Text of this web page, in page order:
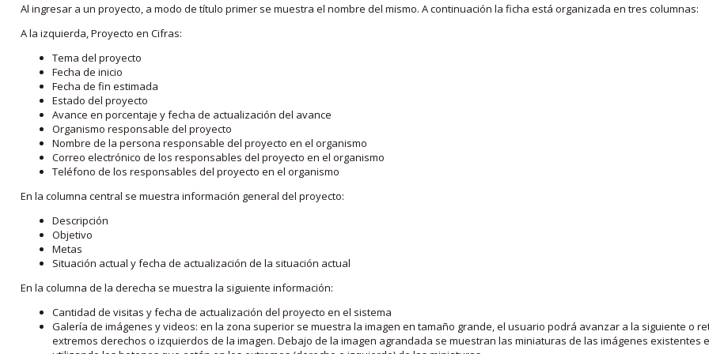
Al ingresar a un proyecto, a modo de título primer se muestra el nombre del mismo. A continuación la ficha está organizada en tres columnas:
A la izquierda, Proyecto en Cifras:
Tema del proyecto
Fecha de inicio
Fecha de fin estimada
Estado del proyecto
Avance en porcentaje y fecha de actualización del avance
Organismo responsable del proyecto
Nombre de la persona responsable del proyecto en el organismo
Correo electrónico de los responsables del proyecto en el organismo
Teléfono de los responsables del proyecto en el organismo
En la columna central se muestra información general del proyecto:
Descripción
Objetivo
Metas
Situación actual y fecha de actualización de la situación actual
En la columna de la derecha se muestra la siguiente información:
Cantidad de visitas y fecha de actualización del proyecto en el sistema
Galería de imágenes y videos: en la zona superior se muestra la imagen en tamaño grande, el usuario podrá avanzar a la siguiente o
extremos derechos o izquierdos de la imagen. Debajo de la imagen agrandada se muestran las miniaturas de las imágenes